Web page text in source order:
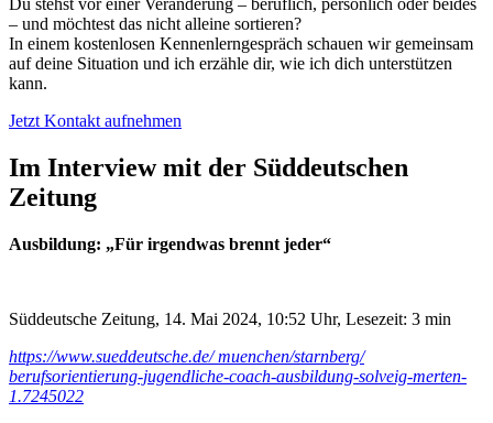
Du stehst vor einer Veränderung – beruflich, persönlich oder beides
– und möchtest das nicht alleine sortieren?
In einem kostenlosen Kennenlerngespräch schauen wir gemeinsam
auf deine Situation und ich erzähle dir, wie ich dich unterstützen
kann.
Jetzt Kontakt aufnehmen
Im Interview mit der Süddeutschen
Zeitung
Ausbildung: „Für irgendwas brennt jeder“
Süddeutsche Zeitung, 14. Mai 2024, 10:52 Uhr, Lesezeit: 3 min
https://www.sueddeutsche.de/ muenchen/starnberg/
berufsorientierung-jugendliche-coach-ausbildung-solveig-merten-
1.7245022